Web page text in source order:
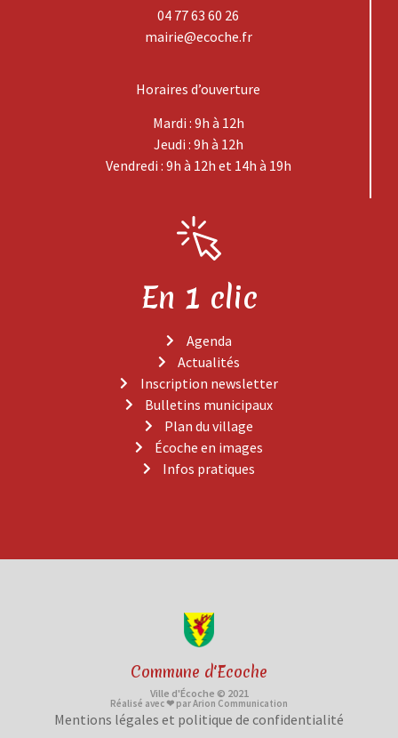
04 77 63 60 26
mairie@ecoche.fr
Horaires d’ouverture
Mardi : 9h à 12h
Jeudi : 9h à 12h
Vendredi : 9h à 12h et 14h à 19h
En 1 clic
Agenda
Actualités
Inscription newsletter
Bulletins municipaux
Plan du village
Écoche en images
Infos pratiques
Commune d'Ecoche
Ville d'Écoche © 2021
Réalisé avec ❤ par Arion Communication
Mentions légales et politique de confidentialité